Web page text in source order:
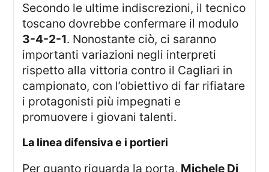
Secondo le ultime indiscrezioni, il tecnico
toscano dovrebbe confermare il modulo
3-4-2-1. Nonostante ciò, ci saranno
importanti variazioni negli interpreti
rispetto alla vittoria contro il Cagliari in
campionato, con l’obiettivo di far rifiatare
i protagonisti più impegnati e
promuovere i giovani talenti.
la linea difensiva e i portieri
Per quanto riguarda la porta, Michele Di